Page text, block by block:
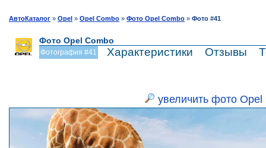
АвтоКаталог » Opel » Opel Combo » Фото Opel Combo » Фото #41
Фото Opel Combo
Фотография #41 Характеристики Отзывы
увеличить фото Opel